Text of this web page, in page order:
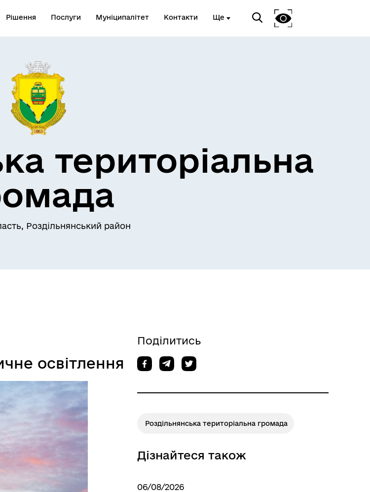
Рішення Послуги Муніципалітет Контакти Ще
Пам’яті військових громади
Квитки на потяг для
військовослужбовців та їх
Книга пам'яті полеглих за
Роздільна
Розклад автобусів Роздільна-
Лиманське
територіальна
Роздільнянський район
освітлення
Поділитись
Роздільнянська територіальна громада
Дізнайтеся також
06/08/2026